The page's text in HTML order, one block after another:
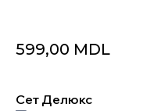
599,00 MDL
Сет Делюкс